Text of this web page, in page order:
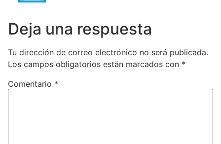
Deja una respuesta
Tu dirección de correo electrónico no será publicada.
Los campos obligatorios están marcados con *
Comentario *